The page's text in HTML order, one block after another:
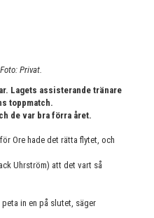
Privat.
Lagets assisterande tränare
toppmatch.
de var bra förra året.
Ore hade det rätta flytet, och
Uhrström) att det vart så
in en på slutet, säger